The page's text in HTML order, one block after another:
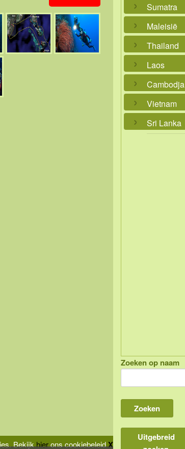
Bekijkhierons cookiebeleidX
Sumatra
Maleisië
Thailand
Laos
Cambodja
Vietnam
Sri Lanka
Zoeken op naam
Uitgebreid